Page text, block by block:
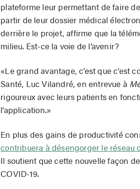
plateforme leur permettant de faire
partir de leur dossier médical
derrière le projet, affirme que la
milieu. Est-ce la voie de l’avenir?
«Le grand avantage, c’est que c’est
Santé, Luc Vilandré, en entrevue à
rigoureux avec leurs patients en
l’application.»
En plus des gains de productivité
contribuera à désengorger le réseau
Il soutient que cette nouvelle façon
COVID-19.